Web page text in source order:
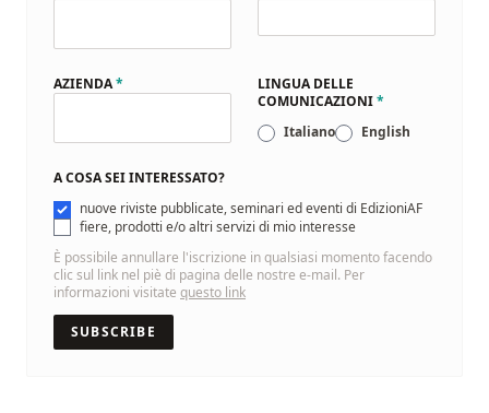
AZIENDA*
LINGUA DELLE
COMUNICAZIONI*
Italiano
English
A COSA SEI INTERESSATO?
nuove riviste pubblicate, seminari ed eventi di EdizioniAF
fiere, prodotti e/o altri servizi di mio interesse
È possibile annullare l'iscrizione in qualsiasi momento facendo
clic sul link nel piè di pagina delle nostre e-mail. Per
informazioni visitate questo link